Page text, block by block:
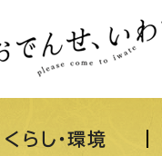
くらし・環境